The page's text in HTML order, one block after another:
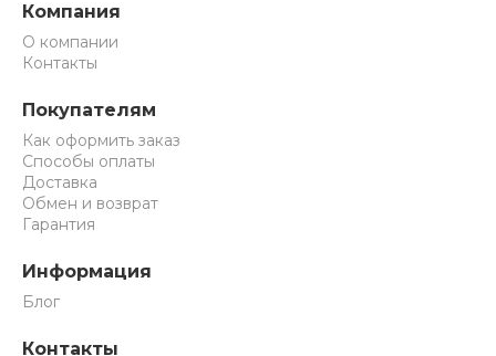
Компания
О компании
Контакты
Покупателям
Как оформить заказ
Способы оплаты
Доставка
Обмен и возврат
Гарантия
Информация
Блог
Контакты